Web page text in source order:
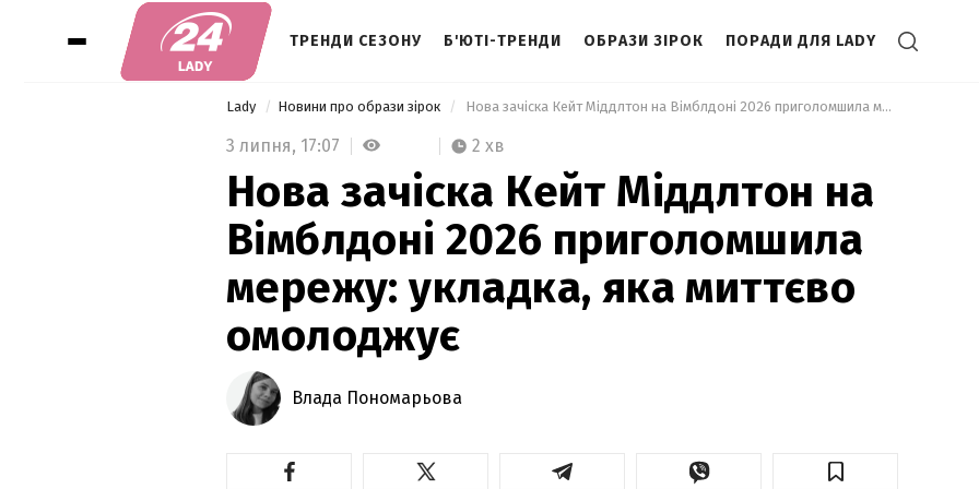
ТРЕНДИ СЕЗОНУ Б'ЮТІ-ТРЕНДИ ОБРАЗИ ЗІРОК ПОРАДИ ДЛЯ LADY
Lady Новини про образи зірок Нова зачіска Кейт Міддлтон на Вімблдоні 2026 приголомшила мережу: укладка, яка миттєво омолоджує
3 липня, 17:07 2 хв
Нова зачіска Кейт Міддлтон на
Вімблдоні 2026 приголомшила
мережу: укладка, яка миттєво
омолоджує
Влада Пономарьова